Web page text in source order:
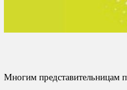
Многим представительницам